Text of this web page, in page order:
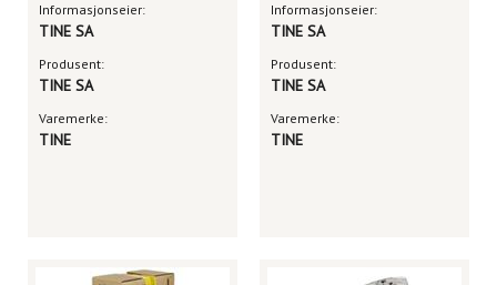
Informasjonseier:
TINE SA
Produsent:
TINE SA
Varemerke:
TINE
Informasjonseier:
TINE SA
Produsent:
TINE SA
Varemerke:
TINE